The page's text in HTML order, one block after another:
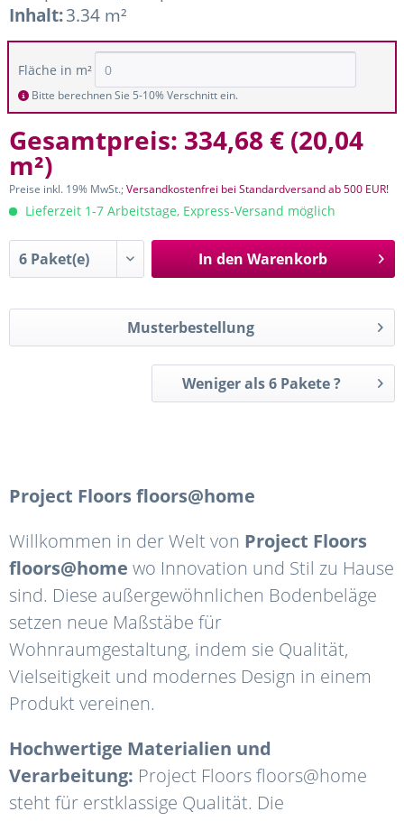
Inhalt:3.34 m²
Fläche in m²
Bitte berechnen Sie 5-10% Verschnitt ein.
Gesamtpreis: 334,68 € (20,04
m²)
Preise inkl. 19% MwSt.;Versandkostenfrei bei Standardversand ab 500 EUR!
Lieferzeit 1-7 Arbeitstage, Express-Versand möglich
In den Warenkorb
Musterbestellung
Weniger als 6 Pakete ?
Project Floors floors@home
Willkommen in der Welt von Project Floors
floors@home wo Innovation und Stil zu Hause
sind. Diese außergewöhnlichen Bodenbeläge
setzen neue Maßstäbe für
Wohnraumgestaltung, indem sie Qualität,
Vielseitigkeit und modernes Design in einem
Produkt vereinen.
Hochwertige Materialien und
Verarbeitung: Project Floors floors@home
steht für erstklassige Qualität. Die